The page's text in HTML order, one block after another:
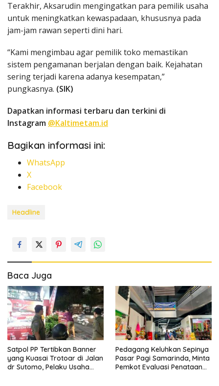
Terakhir, Aksarudin mengingatkan para pemilik usaha
untuk meningkatkan kewaspadaan, khususnya pada
jam-jam rawan seperti dini hari.
“Kami mengimbau agar pemilik toko memastikan
sistem pengamanan berjalan dengan baik. Kejahatan
sering terjadi karena adanya kesempatan,”
pungkasnya. (SIK)
Dapatkan informasi terbaru dan terkini di
Instagram @Kaltimetam.id
Bagikan informasi ini:
WhatsApp
X
Facebook
Headline
Baca Juga
Satpol PP Tertibkan Banner
yang Kuasai Trotoar di Jalan
dr Sutomo, Pelaku Usaha
Pedagang Keluhkan Sepinya
Pasar Pagi Samarinda, Minta
Pemkot Evaluasi Penataan